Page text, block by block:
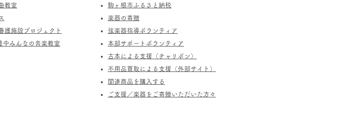
教室
護施設プロジェクト
みんなの音楽教室
駒ヶ根市ふるさと納税
楽器の寄贈
​弦楽器指導ボランティア
​本部サポートボランティア
​古本による支援（チャリボン）
不用品買取による支援（外部サイト）
関連商品を購入する
​ご支援／楽器をご寄贈いただいた方々